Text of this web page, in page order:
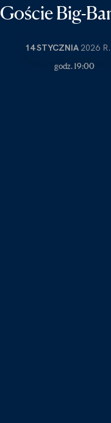
Goście Big-
14 STYCZNIA 2026 R.
godz. 19:00